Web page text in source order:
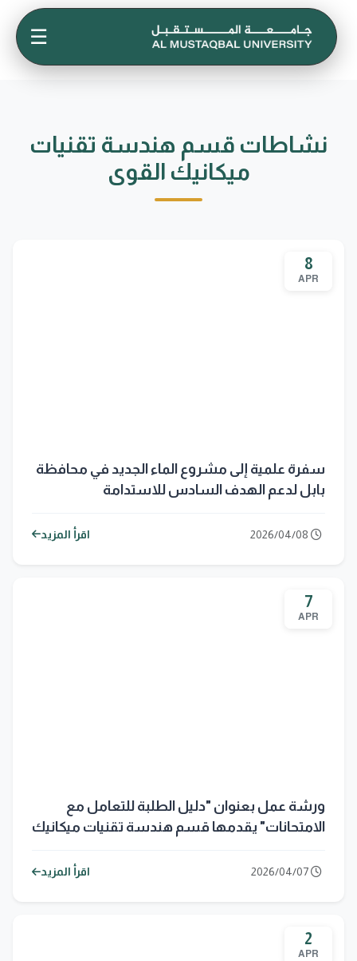
☰
نشاطات قسم هندسة تقنيات
ميكانيك القوى
8
APR
سفرة علمية إلى مشروع الماء الجديد في محافظة
بابل لدعم الهدف السادس للاستدامة
اقرأ المزيد
7
APR
ورشة عمل بعنوان "دليل الطلبة للتعامل مع
الامتحانات" يقدمها قسم هندسة تقنيات ميكانيك
اقرأ المزيد
2
APR